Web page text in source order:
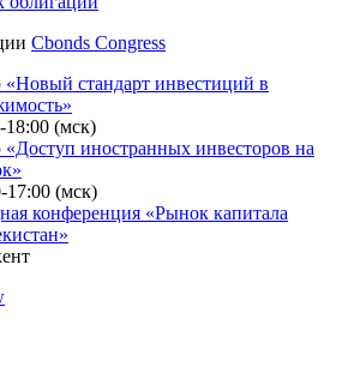
облигаций
Cbonds Congress
стандарт инвестиций в
18:00 (мск)
иностранных инвесторов на
конференция «Рынок капитала